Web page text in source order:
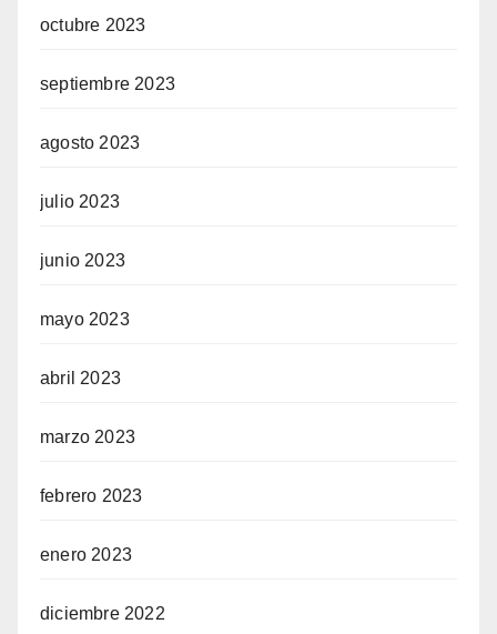
octubre 2023
septiembre 2023
agosto 2023
julio 2023
junio 2023
mayo 2023
abril 2023
marzo 2023
febrero 2023
enero 2023
diciembre 2022